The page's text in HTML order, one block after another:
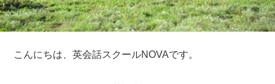
こんにちは、英会話スクールNOVAです。